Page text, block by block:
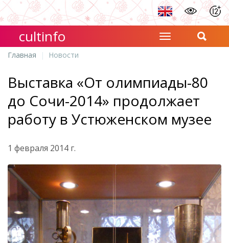
cultinfo
Главная Новости
Выставка «От олимпиады-80
до Сочи-2014» продолжает
работу в Устюженском музее
1 февраля 2014 г.